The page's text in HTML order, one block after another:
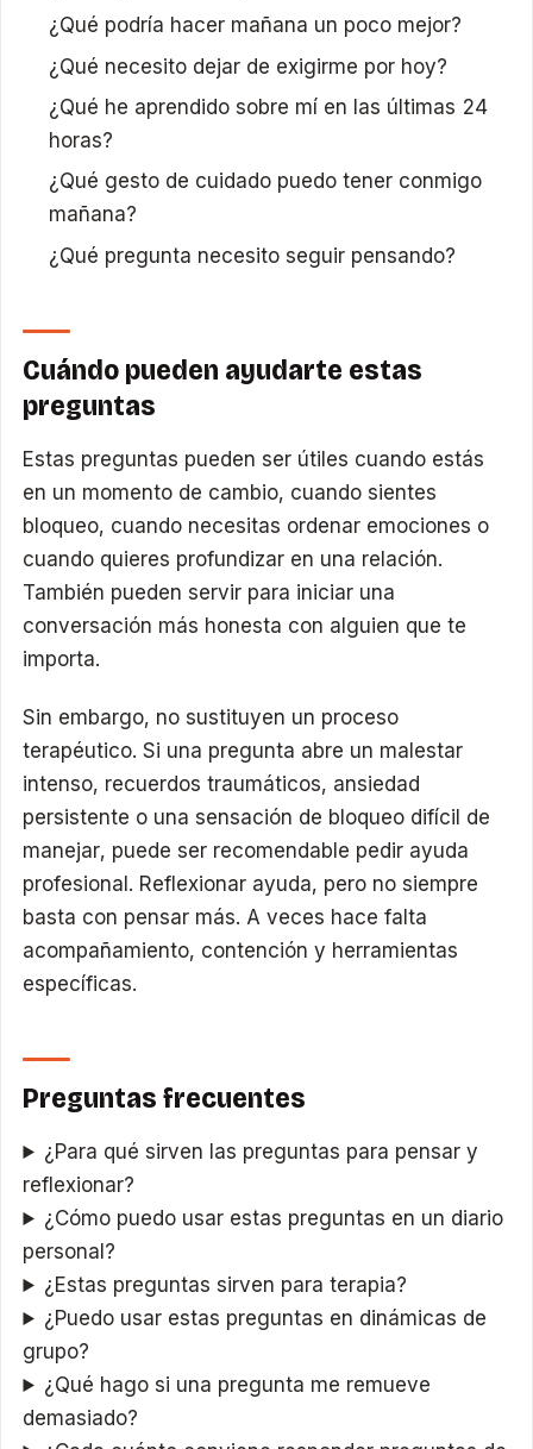
¿Qué podría hacer mañana un poco mejor?
¿Qué necesito dejar de exigirme por hoy?
¿Qué he aprendido sobre mí en las últimas 24
horas?
¿Qué gesto de cuidado puedo tener conmigo
mañana?
¿Qué pregunta necesito seguir pensando?
Cuándo pueden ayudarte estas
preguntas
Estas preguntas pueden ser útiles cuando estás
en un momento de cambio, cuando sientes
bloqueo, cuando necesitas ordenar emociones o
cuando quieres profundizar en una relación.
También pueden servir para iniciar una
conversación más honesta con alguien que te
importa.
Sin embargo, no sustituyen un proceso
terapéutico. Si una pregunta abre un malestar
intenso, recuerdos traumáticos, ansiedad
persistente o una sensación de bloqueo difícil de
manejar, puede ser recomendable pedir ayuda
profesional. Reflexionar ayuda, pero no siempre
basta con pensar más. A veces hace falta
acompañamiento, contención y herramientas
específicas.
Preguntas frecuentes
¿Para qué sirven las preguntas para pensar y
reflexionar?
¿Cómo puedo usar estas preguntas en un diario
personal?
¿Estas preguntas sirven para terapia?
¿Puedo usar estas preguntas en dinámicas de
grupo?
¿Qué hago si una pregunta me remueve
demasiado?